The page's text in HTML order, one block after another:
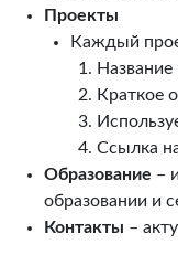
Проекты
Каждый
Название
Краткое
Ссылка
Образование –
образовании и
Контакты –